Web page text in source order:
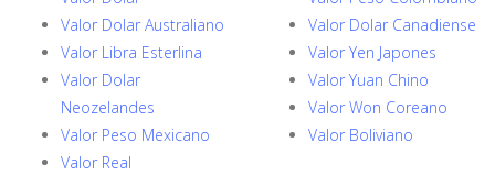
Valor Dolar Australiano
Valor Libra Esterlina
Valor Dolar
Neozelandes
Valor Peso Mexicano
Valor Real
Valor Dolar Canadiense
Valor Yen Japones
Valor Yuan Chino
Valor Won Coreano
Valor Boliviano